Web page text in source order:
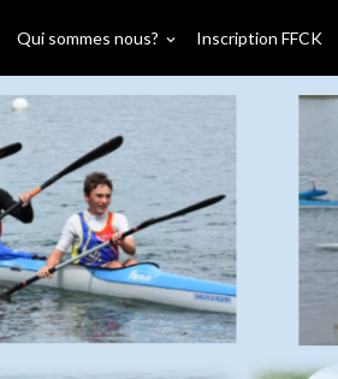
Qui sommes nous? Inscription FFCK